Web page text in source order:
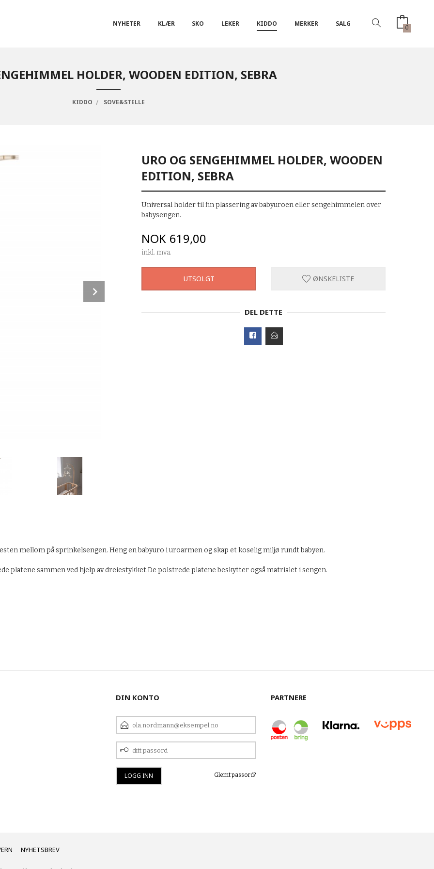
NYHETER KLÆR SKO LEKER KIDDO MERKER SALG 0
HOLDER, WOODEN EDITION, SEBRA
KIDDO SOVE&STELLE
URO OG SENGEHIMMEL HOLDER, WOODEN
EDITION, SEBRA
Universal holder til fin plassering av babyuroen eller sengehimmelen over
babysengen.
Pris
NOK 619,00
inkl. mva.
UTSOLGT ØNSKELISTE
DEL DETTE
mellom på sprinkelsengen. Heng en babyuro i uroarmen og skap et koselig miljø rundt babyen.
platene sammen ved hjelp av dreiestykket.De polstrede platene beskytter også matrialet i sengen.
DIN KONTO
E-
POSTADRESSE
DITT
PASSORD
Glemt passord?
PARTNERE
NYHETSBREV